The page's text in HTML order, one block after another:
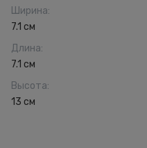
Ширина:
7.1 см
Длина:
7.1 см
Высота:
13 см